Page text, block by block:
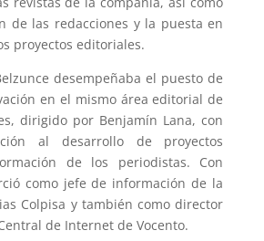
de las redacciones y la puesta en
proyectos editoriales.
desempeñaba el puesto de
en el mismo área editorial de
dirigido por Benjamín Lana, con
al desarrollo de proyectos
de los periodistas. Con
como jefe de información de la
Colpisa y también como director
de Internet de Vocento.